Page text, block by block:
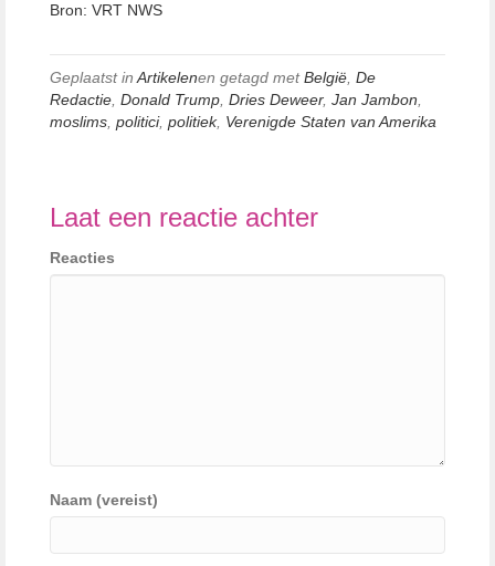
Bron: VRT NWS
Geplaatst in Artikelenen getagd metBelgië De
Redactie Donald Trump Dries Deweer, Jan Jambon
moslims politici, politiek, Verenigde Staten van Amerika
Laat een reactie achter
Reacties
Naam (vereist)